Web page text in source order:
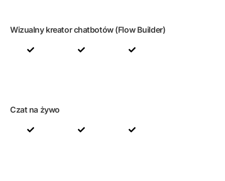
Wizualny kreator chatbotów (Flow Builder)
Czat na żywo